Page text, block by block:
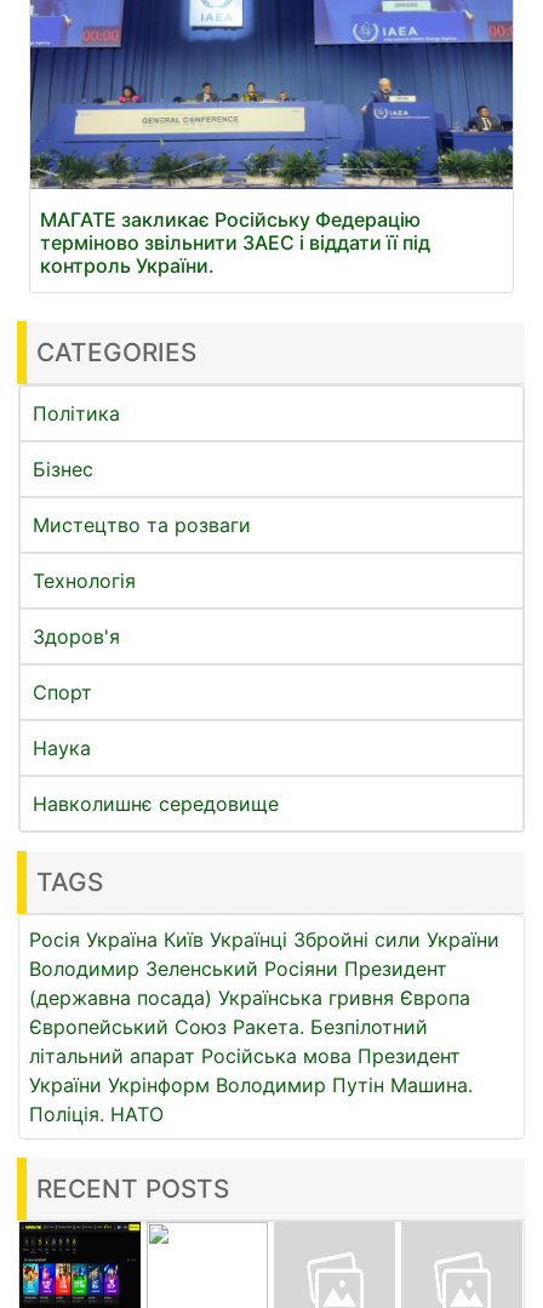
МАГАТЕ закликає Російську Федерацію
терміново звільнити ЗАЕС і віддати її під
контроль України.
CATEGORIES
Політика
Бізнес
Мистецтво та розваги
Технологія
Здоров'я
Спорт
Наука
Навколишнє середовище
TAGS
Росія Україна Київ Українці Збройні сили України
Володимир Зеленський Росіяни Президент
(державна посада) Українська гривня Європа
Європейський Союз Ракета. Безпілотний
літальний апарат Російська мова Президент
України Укрінформ Володимир Путін Машина.
Поліція. НАТО
RECENT POSTS